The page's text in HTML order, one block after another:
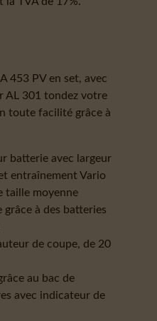
453 PV en set, avec
AL 301 tondez votre
toute facilité grâce à
batterie avec largeur
entraînement Vario
taille moyenne
grâce à des batteries
de coupe, de 20
au bac de
avec indicateur de